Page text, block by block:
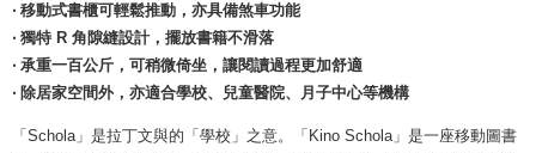
‧ 移動式書櫃可輕鬆推動，亦具備煞車功能
‧ 獨特 R 角隙縫設計，擺放書籍不滑落
‧ 承重一百公斤，可稍微倚坐，讓閱讀過程更加舒適
‧ 除居家空間外，亦適合學校、兒童醫院、月子中心等機構
「Schola」是拉丁文與的「學校」之意。「Kino Schola」是一座移動圖書